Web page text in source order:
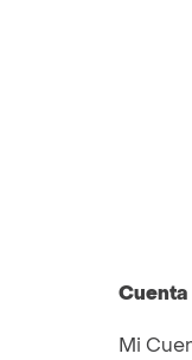
Cuenta
Mi